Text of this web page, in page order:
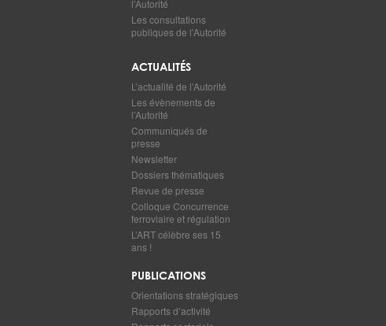
l’Autorité
Les consultations
publiques de l’Autorité
ACTUALITÉS
L’actualité de l’Autorité
Les évènements de
l’Autorité
Communiqués de
presse
Newsletter
Dossiers thématiques
Revue de presse
Colloque Concurrence
ferroviaire et régulation
L’ART célèbre ses 15
ans !
PUBLICATIONS
Orientations stratégiques
Rapports d’activité